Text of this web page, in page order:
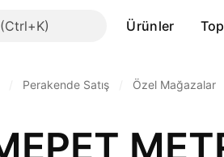
Ürünler
Perakende Satış Özel Mağazalar